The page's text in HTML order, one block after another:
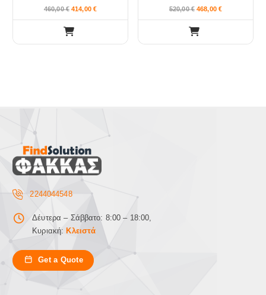
460,00€ 414,00 € 520,00€ 468,00 €
2244044548
Δέυτερα – Σάββατο: 8:00 – 18:00,
Κυριακή:Κλειστά
Get a Quote